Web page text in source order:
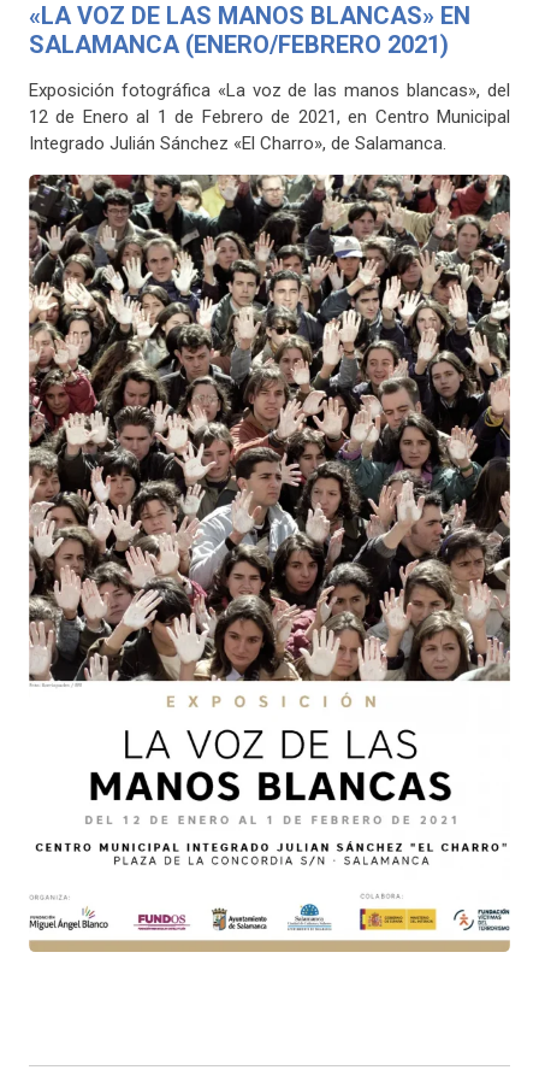
«LA VOZ DE LAS MANOS BLANCAS» EN
SALAMANCA (ENERO/FEBRERO 2021)
Exposición fotográfica «La voz de las manos blancas», del
12 de Enero al 1 de Febrero de 2021, en Centro Municipal
Integrado Julián Sánchez «El Charro», de Salamanca.